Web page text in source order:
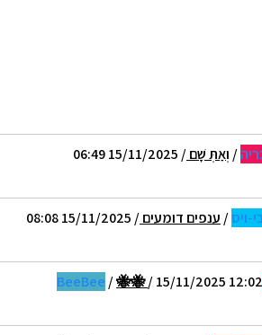
/וְאַתְּ שָׁם/ 15/11/2025 06:49
ויס/ענפים דומעים/ 15/11/2025 08:08
/🐝🐝/ 15/11/2025 12:02